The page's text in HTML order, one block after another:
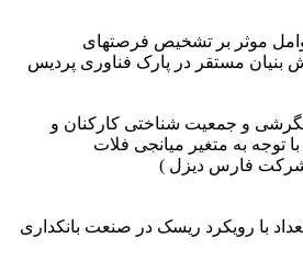
موثر بر تشخیص فرصتهای
بنیان مستقر در پارک فناوری پردیس
و جمعیت شناختی کارکنان و
توجه به متغیر میانجی فلات
فارس دیزل )
با رویکرد ریسک در صنعت بانکداری